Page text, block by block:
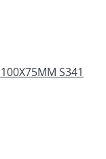
S341